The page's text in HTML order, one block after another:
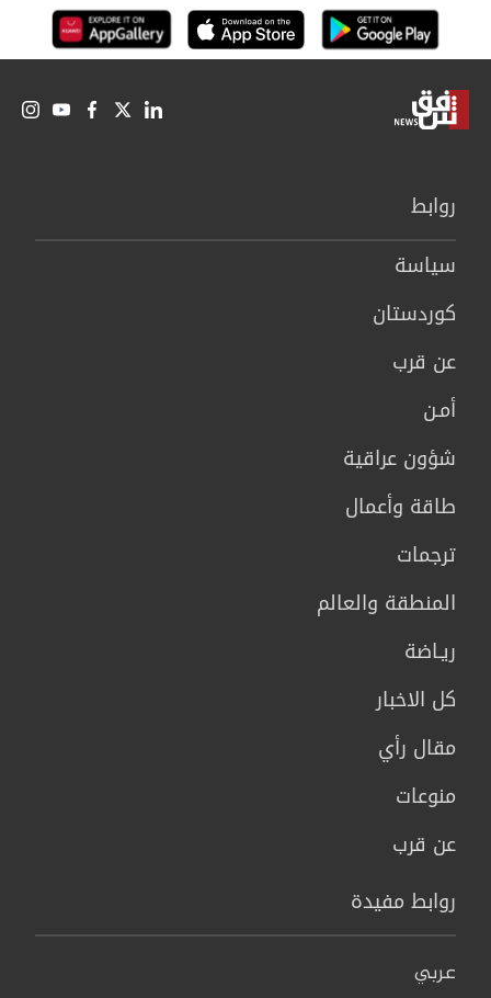
روابط
سیاسة
كوردستان
عن قرب
أمـن
شؤون عراقية
طاقة وأعمال
ترجمات
المنطقة والعالم
ريـاضة
كل الاخبار
مقال رأي
منوعات
عن قرب
روابط مفيدة
عربي